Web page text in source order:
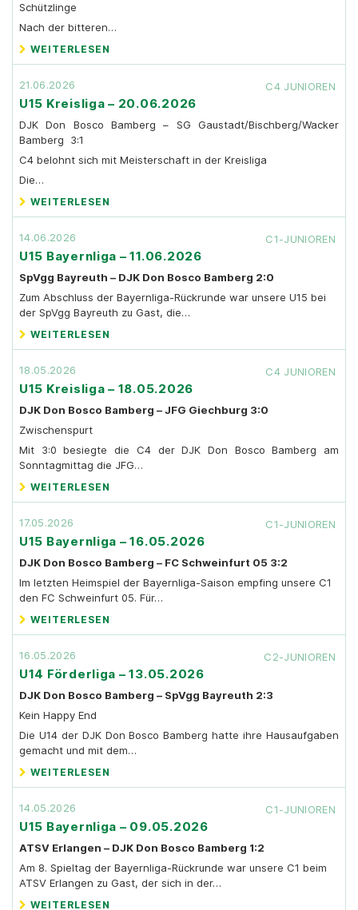
Schützlinge
Nach der bitteren…
WEITERLESEN
21.06.2026 C4 JUNIOREN
U15 Kreisliga – 20.06.2026
DJK Don Bosco Bamberg – SG Gaustadt/Bischberg/Wacker
Bamberg 3:1
C4 belohnt sich mit Meisterschaft in der Kreisliga
Die…
WEITERLESEN
14.06.2026 C1-JUNIOREN
U15 Bayernliga – 11.06.2026
SpVgg Bayreuth – DJK Don Bosco Bamberg 2:0
Zum Abschluss der Bayernliga-Rückrunde war unsere U15 bei
der SpVgg Bayreuth zu Gast, die…
WEITERLESEN
18.05.2026 C4 JUNIOREN
U15 Kreisliga – 18.05.2026
DJK Don Bosco Bamberg – JFG Giechburg 3:0
Zwischenspurt
Mit 3:0 besiegte die C4 der DJK Don Bosco Bamberg am
Sonntagmittag die JFG…
WEITERLESEN
17.05.2026 C1-JUNIOREN
U15 Bayernliga – 16.05.2026
DJK Don Bosco Bamberg – FC Schweinfurt 05 3:2
Im letzten Heimspiel der Bayernliga-Saison empfing unsere C1
den FC Schweinfurt 05. Für…
WEITERLESEN
16.05.2026 C2-JUNIOREN
U14 Förderliga – 13.05.2026
DJK Don Bosco Bamberg – SpVgg Bayreuth 2:3
Kein Happy End
Die U14 der DJK Don Bosco Bamberg hatte ihre Hausaufgaben
gemacht und mit dem…
WEITERLESEN
14.05.2026 C1-JUNIOREN
U15 Bayernliga – 09.05.2026
ATSV Erlangen – DJK Don Bosco Bamberg 1:2
Am 8. Spieltag der Bayernliga-Rückrunde war unsere C1 beim
ATSV Erlangen zu Gast, der sich in der…
WEITERLESEN